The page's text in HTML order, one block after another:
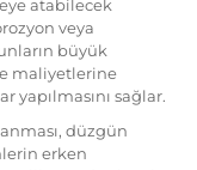
atabilecek
veya
büyük
maliyetlerine
yapılmasını sağlar.
düzgün
erken